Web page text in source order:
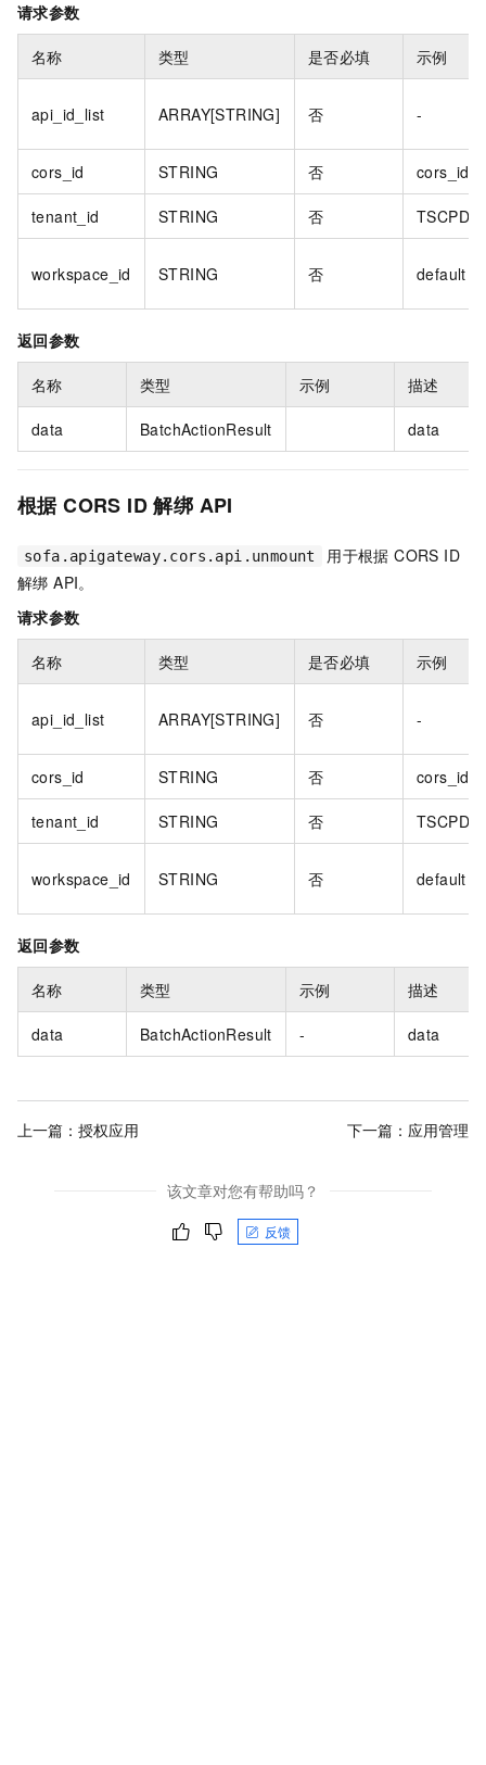
请求参数
名称 类型 是否必填 示例
api_id_list ARRAY[STRING] 否 -
cors_id STRING 否 cors_id1
tenant_id STRING 否
workspace_id STRING 否 default
返回参数
名称 类型 示例 描述
data BatchActionResult data
根据 CORS ID 解绑 API
sofa.apigateway.cors.api.unmount
用于根据 CORS ID
解绑 API。
请求参数
名称 类型 是否必填 示例
api_id_list ARRAY[STRING] 否 -
cors_id STRING 否 cors_id1
tenant_id STRING 否
workspace_id STRING 否 default
返回参数
名称 类型 示例 描述
data BatchActionResult - data
上一篇： 授权应用 下一篇： 应用管理
该文章对您有帮助吗？
反馈